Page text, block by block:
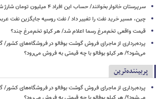
سرپرستان خانوار بخوانند/ حساب این افراد ۴ میلیون تومان شارژ شد
چین، مسیر خرید نفت را تغییر داد / نفت روسیه جایگزین نفت
قیمت واقعی تخم‌مرغ رسما اعلام شد/ هر کیلو تخم‌مرغ چند؟
پرده‌برداری از ماجرای فروش گوشت بوفالو در فروشگاه‌های کشور/
می‌شود؟/ هر کیلو بوفالو با چه قیمتی به فروش می‌رود؟
پربیننده‌ترین
پرده‌برداری از ماجرای فروش گوشت بوفالو در فروشگاه‌های کشور/